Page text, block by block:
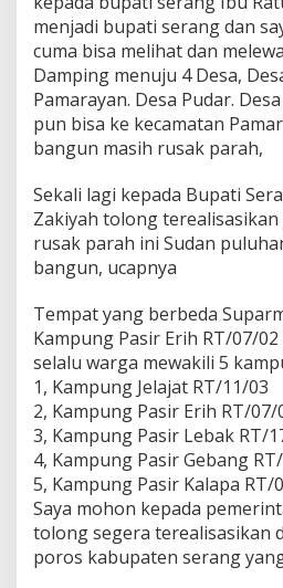
menjadi bupati serang dan
cuma bisa melihat dan
Damping menuju 4 Desa,
Pamarayan. Desa Pudar.
pun bisa ke kecamatan
bangun masih rusak parah,
Sekali lagi kepada Bupati
Zakiyah tolong
rusak parah ini Sudan
bangun, ucapnya
Tempat yang berbeda
Kampung Pasir Erih RT/07/
selalu warga mewakili 5
1, Kampung Jelajat RT/11/03
2, Kampung Pasir Erih RT/07/
3, Kampung Pasir Lebak RT/
4, Kampung Pasir Gebang
5, Kampung Pasir Kalapa RT/
Saya mohon kepada
tolong segera terealisasikan
poros kabupaten serang